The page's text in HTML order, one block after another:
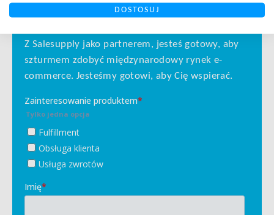
dla ciebie możliwe?
Z Salesupply jako partnerem, jesteś gotowy, aby
szturmem zdobyć międzynarodowy rynek e-
commerce. Jesteśmy gotowi, aby Cię wspierać.
DOSTOSUJ